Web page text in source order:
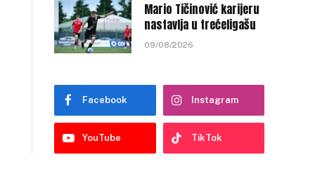
Mario Tičinović karijeru
nastavlja u trećeligašu
09/08/2026
Facebook Instagram
YouTube TikTok